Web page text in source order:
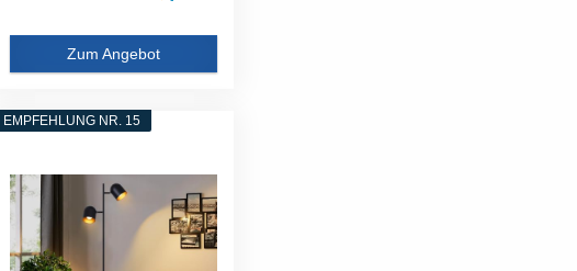
Zum Angebot
EMPFEHLUNG NR. 15